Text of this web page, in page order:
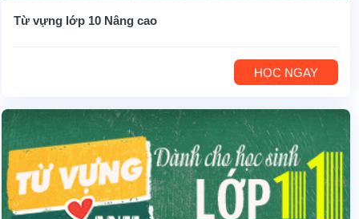
Từ vựng lớp 10 Nâng cao
HỌC NGAY